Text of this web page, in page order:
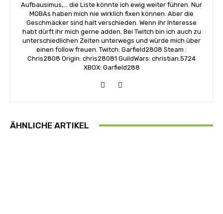
Aufbausimus,... die Liste könnte ich ewig weiter führen. Nur
MOBAs haben mich nie wirklich fixen können. Aber die
Geschmäcker sind halt verschieden. Wenn ihr Interesse
habt dürft ihr mich gerne adden. Bei Twitch bin ich auch zu
unterschiedlichen Zeiten unterwegs und würde mich über
einen follow freuen. Twitch: Garfield2808 Steam :
Chris2808 Origin: chris28081 GuildWars: christian.5724
XBOX: Garfield288
ÄHNLICHE ARTIKEL